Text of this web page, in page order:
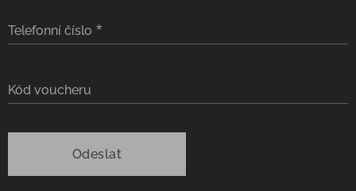
Telefonní číslo
Kód voucheru
Odeslat